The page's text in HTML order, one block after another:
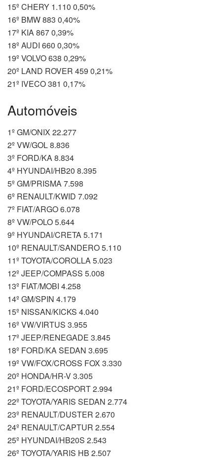
15º CHERY 1.110 0,50%
16º BMW 883 0,40%
17º KIA 867 0,39%
18º AUDI 660 0,30%
19º VOLVO 638 0,29%
20º LAND ROVER 459 0,21%
21º IVECO 381 0,17%
Automóveis
1º GM/ONIX 22.277
2º VW/GOL 8.836
3º FORD/KA 8.834
4º HYUNDAI/HB20 8.395
5º GM/PRISMA 7.598
6º RENAULT/KWID 7.092
7º FIAT/ARGO 6.078
8º VW/POLO 5.644
9º HYUNDAI/CRETA 5.171
10º RENAULT/SANDERO 5.110
11º TOYOTA/COROLLA 5.023
12º JEEP/COMPASS 5.008
13º FIAT/MOBI 4.258
14º GM/SPIN 4.179
15º NISSAN/KICKS 4.040
16º VW/VIRTUS 3.955
17º JEEP/RENEGADE 3.845
18º FORD/KA SEDAN 3.695
19º VW/FOX/CROSS FOX 3.330
20º HONDA/HR-V 3.305
21º FORD/ECOSPORT 2.994
22º TOYOTA/YARIS SEDAN 2.774
23º RENAULT/DUSTER 2.670
24º RENAULT/CAPTUR 2.554
25º HYUNDAI/HB20S 2.543
26º TOYOTA/YARIS HB 2.507